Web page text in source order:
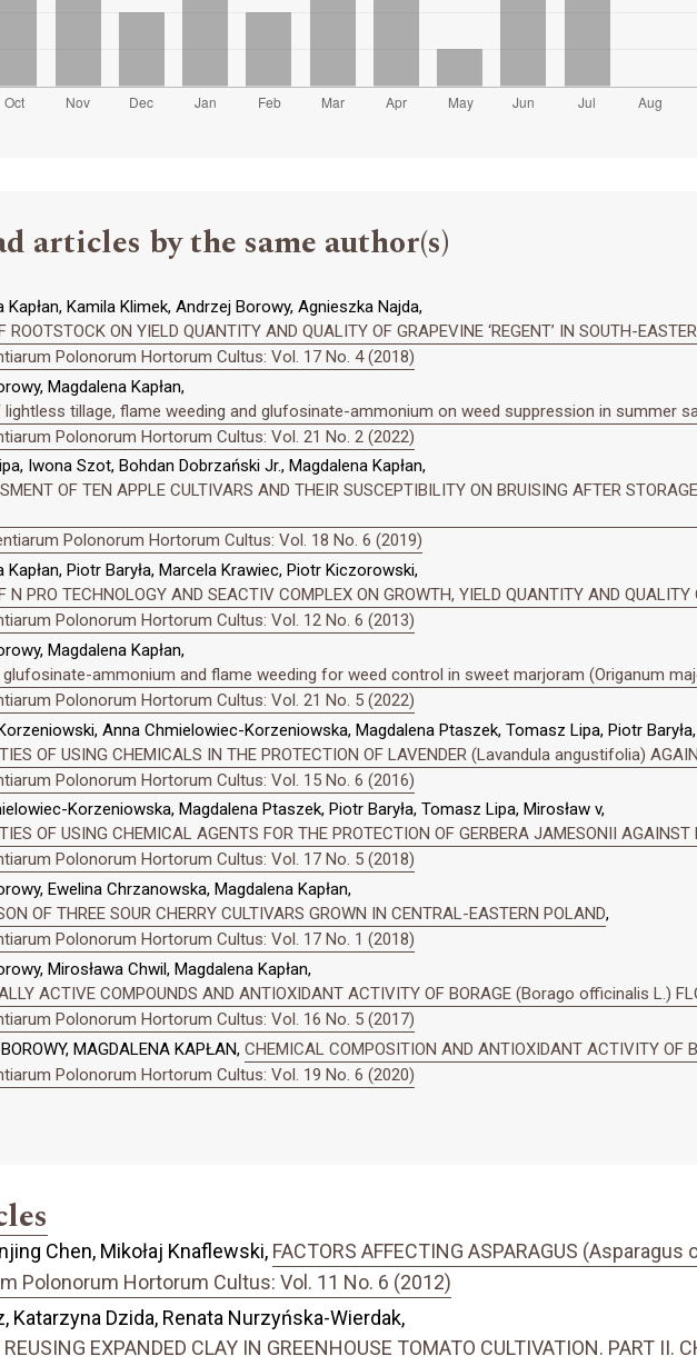
articles by the same author(s)
Kapłan, Kamila Klimek, Andrzej Borowy, Agnieszka Najda,
ROOTSTOCK ON YIELD QUANTITY AND QUALITY OF GRAPEVINE ‘REGENT’ IN SOUTH-
Polonorum Hortorum Cultus: Vol. 17 No. 4 (2018)
Magdalena Kapłan,
tillage, flame weeding and glufosinate-ammonium on weed suppression in summer
Polonorum Hortorum Cultus: Vol. 21 No. 2 (2022)
Iwona Szot, Bohdan Dobrzański Jr., Magdalena Kapłan,
OF TEN APPLE CULTIVARS AND THEIR SUSCEPTIBILITY ON BRUISING AFTER
Polonorum Hortorum Cultus: Vol. 18 No. 6 (2019)
Kapłan, Piotr Baryła, Marcela Krawiec, Piotr Kiczorowski,
N PRO TECHNOLOGY AND SEACTIV COMPLEX ON GROWTH, YIELD QUANTITY AND QUALITY
Polonorum Hortorum Cultus: Vol. 12 No. 6 (2013)
Magdalena Kapłan,
glufosinate-ammonium and flame weeding for weed control in sweet marjoram (Origanum
Polonorum Hortorum Cultus: Vol. 21 No. 5 (2022)
Anna Chmielowiec-Korzeniowska, Magdalena Ptaszek, Tomasz Lipa, Piotr Baryła,
OF USING CHEMICALS IN THE PROTECTION OF LAVENDER (Lavandula angustifolia)
Polonorum Hortorum Cultus: Vol. 15 No. 6 (2016)
Korzeniowska, Magdalena Ptaszek, Piotr Baryła, Tomasz Lipa, Mirosław v,
OF USING CHEMICAL AGENTS FOR THE PROTECTION OF GERBERA JAMESONII
Polonorum Hortorum Cultus: Vol. 17 No. 5 (2018)
Ewelina Chrzanowska, Magdalena Kapłan,
OF THREE SOUR CHERRY CULTIVARS GROWN IN CENTRAL-EASTERN POLAND,
Polonorum Hortorum Cultus: Vol. 17 No. 1 (2018)
Mirosława Chwil, Magdalena Kapłan,
ACTIVE COMPOUNDS AND ANTIOXIDANT ACTIVITY OF BORAGE (Borago officinalis L.)
Polonorum Hortorum Cultus: Vol. 16 No. 5 (2017)
MAGDALENA KAPŁAN, CHEMICAL COMPOSITION AND ANTIOXIDANT ACTIVITY OF
Polonorum Hortorum Cultus: Vol. 19 No. 6 (2020)
Chen, Mikołaj Knaflewski, FACTORS AFFECTING ASPARAGUS
Polonorum Hortorum Cultus: Vol. 11 No. 6 (2012)
Katarzyna Dzida, Renata Nurzyńska-Wierdak,
EXPANDED CLAY IN GREENHOUSE TOMATO CULTIVATION. PART II.